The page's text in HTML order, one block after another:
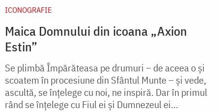
ICONOGRAFIE
Maica Domnului din icoana „Axion
Estin”
Se plimbă Împărăteasa pe drumuri – de aceea o și
scoatem în procesiune din Sfântul Munte – și vede,
ascultă, se înțelege cu noi, ne inspiră. Dar în primul
rând se înțelege cu Fiul ei și Dumnezeul ei...